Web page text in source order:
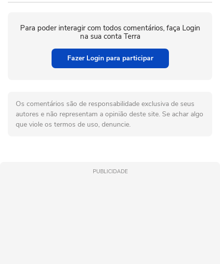
Para poder interagir com todos comentários, faça Login
na sua conta Terra
Fazer Login para participar
Os comentários são de responsabilidade exclusiva de seus
autores e não representam a opinião deste site. Se achar algo
que viole os termos de uso, denuncie.
PUBLICIDADE